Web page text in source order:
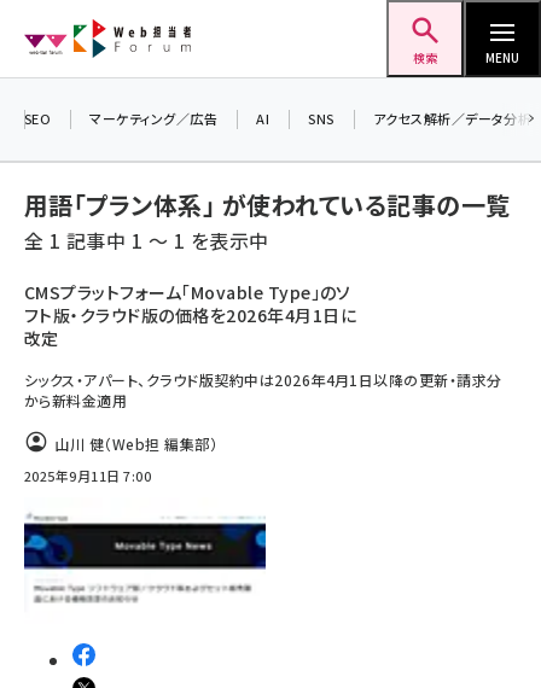
ン
検索 MENU
ai (2820)
note (2322)
セミナー (2315)
meo (1281)
llmo (1167)
SEO マーケティング／広告 AI SNS アクセス解析／データ分析
用語「プラン体系」 が使われている記事の一覧
全 1 記事中 1 ～ 1 を表示中
CMSプラットフォーム「Movable Type」のソ
フト版・クラウド版の価格を2026年4月1日に
改定
シックス・アパート、クラウド版契約中は2026年4月1日以降の更新・請求分
から新料金適用
山川 健（Web担 編集部）
2025年9月11日 7:00
生成AIをマーケティング等に活用するための
考え方を学べるセミナーイベント「生成AI ×
マーケティング フォーラム 2026」開催！
▼申し込みはこちらから▼